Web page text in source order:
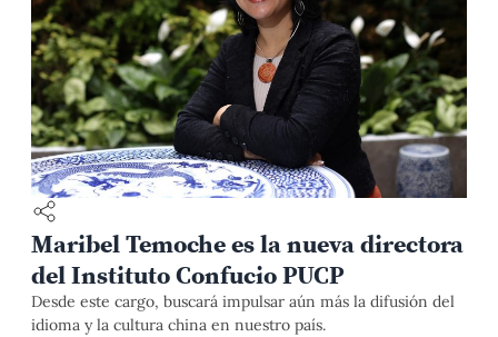
Maribel Temoche es la nueva directora
del Instituto Confucio PUCP
Desde este cargo, buscará impulsar aún más la difusión del
idioma y la cultura china en nuestro país.